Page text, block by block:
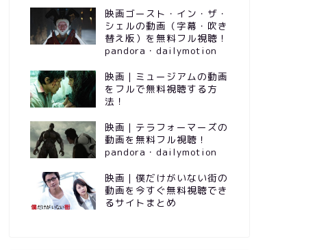
映画ゴースト・イン・ザ・
シェルの動画（字幕・吹き
替え版）を無料フル視聴！
pandora・dailymotion
映画｜ミュージアムの動画
をフルで無料視聴する方
法！
映画｜テラフォーマーズの
動画を無料フル視聴！
pandora・dailymotion
映画｜僕だけがいない街の
動画を今すぐ無料視聴でき
るサイトまとめ